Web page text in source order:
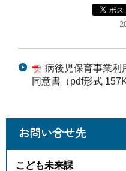
病後児保育事業利
同意書（pdf形式
お問い合せ先
こども未来課